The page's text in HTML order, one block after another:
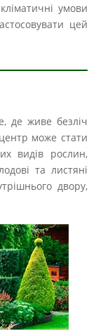
умови
цей
де живе безліч
може стати
видів рослин,
та листяні
двору,